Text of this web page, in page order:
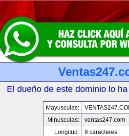
El dueño de este dominio lo
Mayusculas:
Minusculas:
ventas247.com
Longitud:
9 caracteres